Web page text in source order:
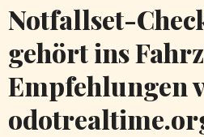
Notfallset-
gehört ins
Empfehlungen